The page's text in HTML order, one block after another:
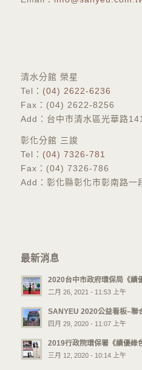
​清水分館 榮星
Tel： (04) 2622-6236
Fax：(04) 2622-8256
Add：台中市清水區光華路
彰化分館 三誜
​Tel： (04) 7326-781
Fax：(04) 7326-786
Add：彰化縣彰化市彰南路一
最新消息
2020台中市政府環保局《績
二月 26, 2021 - 11:53 上午
SANYEU 2020公益看板–聯
四月 29, 2020 - 11:07 上午
2019行政院環保署《績優綠
三月 12, 2020 - 10:14 上午